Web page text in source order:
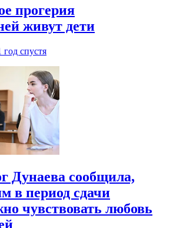
прогерия
живут дети
год спустя
Дунаева сообщила,
в период сдачи
чувствовать любовь